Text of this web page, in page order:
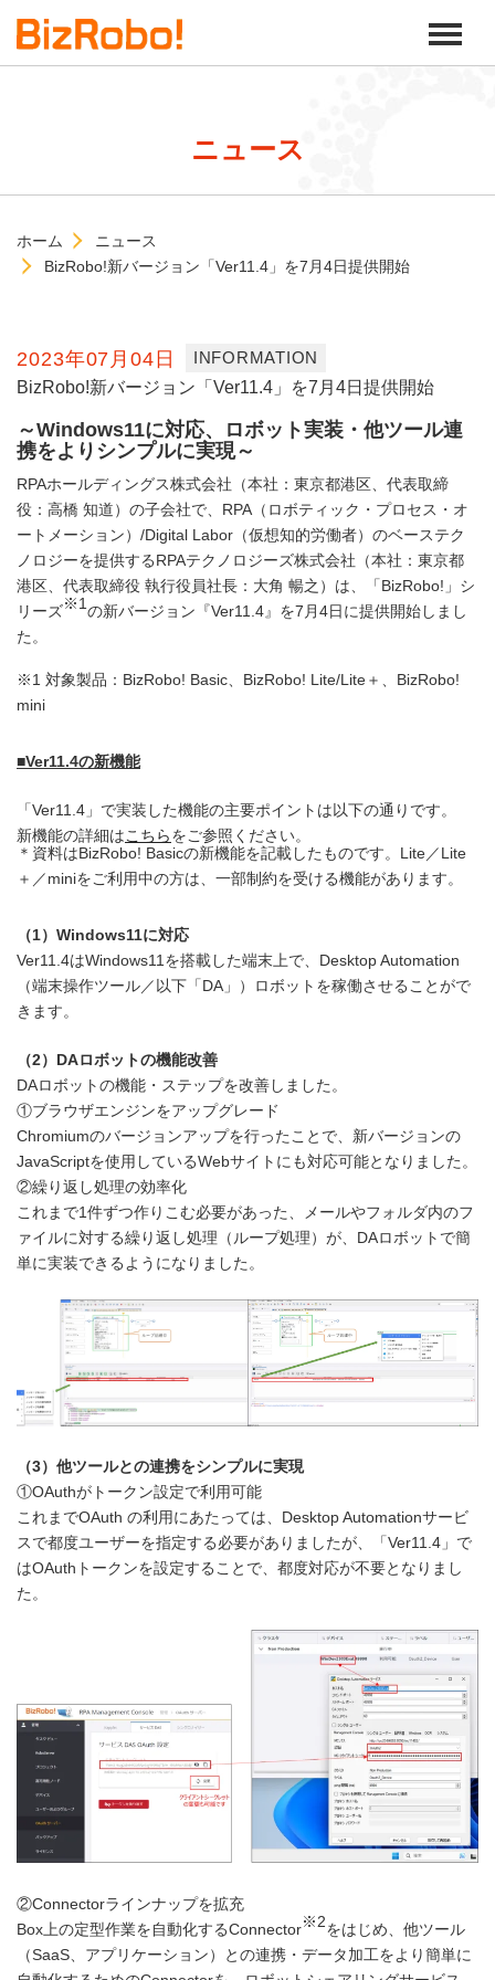
ニュース
ホーム
ニュース
BizRobo!新バージョン「Ver11.4」を7月4日提供開始
2023年07月04日
INFORMATION
BizRobo!新バージョン「Ver11.4」を7月4日提供開始
～Windows11に対応、ロボット実装・他ツール連
携をよりシンプルに実現～
RPAホールディングス株式会社（本社：東京都港区、代表取締
役：高橋 知道）の子会社で、RPA（ロボティック・プロセス・オ
ートメーション）/Digital Labor（仮想知的労働者）のベーステク
ノロジーを提供するRPAテクノロジーズ株式会社（本社：東京都
港区、代表取締役 執行役員社長：大角 暢之）は、「BizRobo!」シ
リーズ※1の新バージョン『Ver11.4』を7月4日に提供開始しまし
た。
※1 対象製品：BizRobo! Basic、BizRobo! Lite/Lite＋、BizRobo!
mini
■Ver11.4の新機能
「Ver11.4」で実装した機能の主要ポイントは以下の通りです。
新機能の詳細はこちらをご参照ください。
＊資料はBizRobo! Basicの新機能を記載したものです。Lite／Lite
＋／miniをご利用中の方は、一部制約を受ける機能があります。
（1）Windows11に対応
Ver11.4はWindows11を搭載した端末上で、Desktop Automation
（端末操作ツール／以下「DA」）ロボットを稼働させることがで
きます。
（2）DAロボットの機能改善
DAロボットの機能・ステップを改善しました。
①ブラウザエンジンをアップグレード
Chromiumのバージョンアップを行ったことで、新バージョンの
JavaScriptを使用しているWebサイトにも対応可能となりました。
②繰り返し処理の効率化
これまで1件ずつ作りこむ必要があった、メールやフォルダ内のフ
ァイルに対する繰り返し処理（ループ処理）が、DAロボットで簡
単に実装できるようになりました。
（3）他ツールとの連携をシンプルに実現
①OAuthがトークン設定で利用可能
これまでOAuth の利用にあたっては、Desktop Automationサービ
スで都度ユーザーを指定する必要がありましたが、「Ver11.4」で
はOAuthトークンを設定することで、都度対応が不要となりまし
た。
②Connectorラインナップを拡充
Box上の定型作業を自動化するConnector※2をはじめ、他ツール
（SaaS、アプリケーション）との連携・データ加工をより簡単に